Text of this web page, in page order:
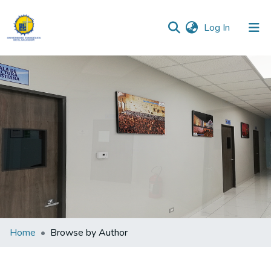
Log In (current)
Communities & Collections
All of DSpace
Home Browse by Author